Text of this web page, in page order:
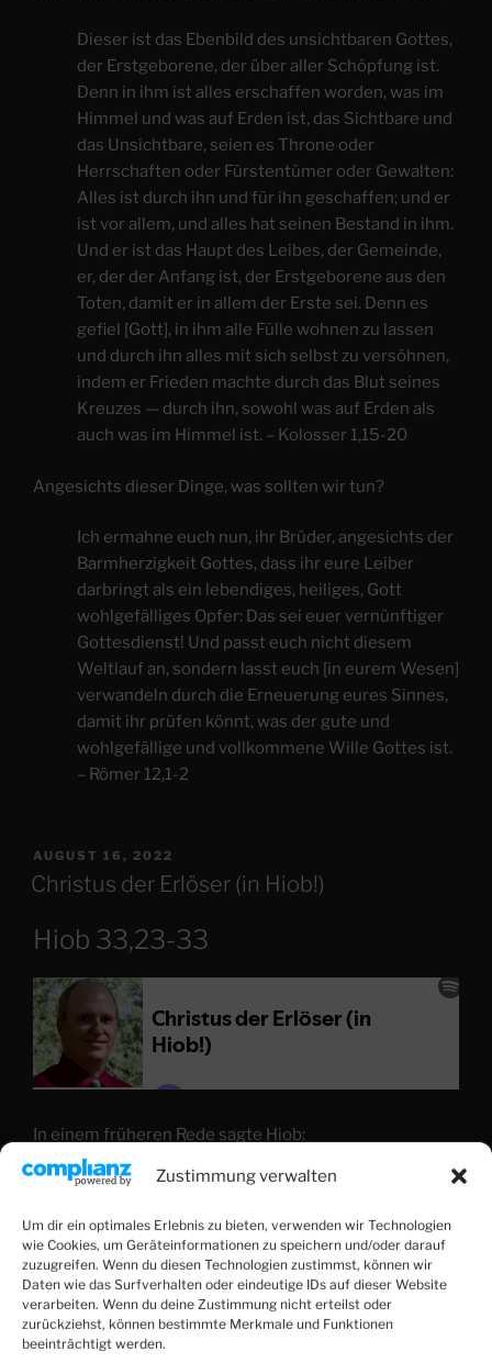
Zustimmung verwalten
Um dir ein optimales Erlebnis zu bieten, verwenden wir Technologien
wie Cookies, um Geräteinformationen zu speichern und/oder darauf
zuzugreifen. Wenn du diesen Technologien zustimmst, können wir
Daten wie das Surfverhalten oder eindeutige IDs auf dieser Website
verarbeiten. Wenn du deine Zustimmung nicht erteilst oder
zurückziehst, können bestimmte Merkmale und Funktionen
beeinträchtigt werden.
Dieser ist das Ebenbild des unsichtbaren Gottes,
der Erstgeborene, der über aller Schöpfung ist.
Denn in ihm ist alles erschaffen worden, was im
Himmel und was auf Erden ist, das Sichtbare und
das Unsichtbare, seien es Throne oder
Herrschaften oder Fürstentümer oder Gewalten:
Alles ist durch ihn und für ihn geschaffen; und er
ist vor allem, und alles hat seinen Bestand in ihm.
Und er ist das Haupt des Leibes, der Gemeinde,
er, der der Anfang ist, der Erstgeborene aus den
Toten, damit er in allem der Erste sei. Denn es
gefiel [Gott], in ihm alle Fülle wohnen zu lassen
und durch ihn alles mit sich selbst zu versöhnen,
indem er Frieden machte durch das Blut seines
Kreuzes — durch ihn, sowohl was auf Erden als
auch was im Himmel ist. – Kolosser 1,15-20
Angesichts dieser Dinge, was sollten wir tun?
Ich ermahne euch nun, ihr Brüder, angesichts der
Barmherzigkeit Gottes, dass ihr eure Leiber
darbringt als ein lebendiges, heiliges, Gott
wohlgefälliges Opfer: Das sei euer vernünftiger
Gottesdienst! Und passt euch nicht diesem
Weltlauf an, sondern lasst euch [in eurem Wesen]
verwandeln durch die Erneuerung eures Sinnes,
damit ihr prüfen könnt, was der gute und
wohlgefällige und vollkommene Wille Gottes ist.
– Römer 12,1-2
VERÖFFENTLICHT
AM
AUGUST 16, 2022
Christus der Erlöser (in Hiob!)
Hiob 33,23-33
In einem früheren Rede sagte Hiob:
Denn [Gott] ist nicht ein Mann wie ich, dass ich
Gericht gehen könnten; es gibt auch keinen
Mittler zwischen uns, der seine Hand auf uns
beide legen könnte. – Hiob 9,32-33
Elihu nimmt sich dieser Herausforderung an und